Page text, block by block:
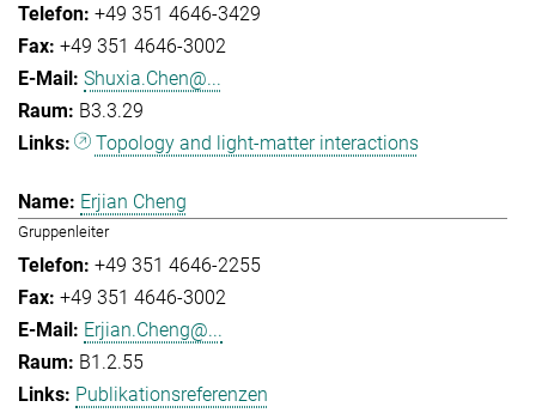
+49 351 4646-3429
+49 351 4646-3002
Shuxia.Chen@...
B3.3.29
Topology and light-matter interactions
Erjian Cheng
Gruppenleiter
+49 351 4646-2255
+49 351 4646-3002
Erjian.Cheng@...
B1.2.55
Publikationsreferenzen